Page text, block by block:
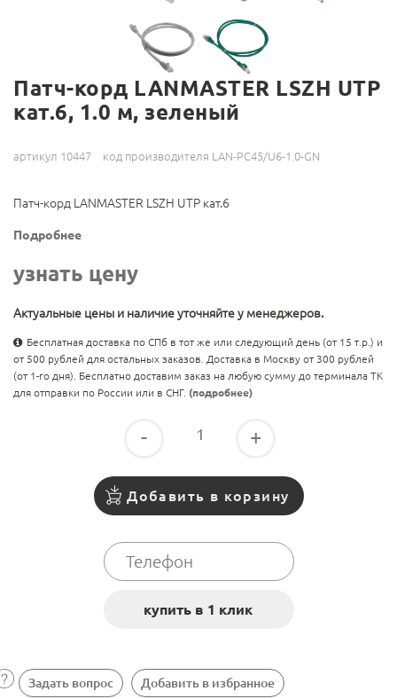
Патч-корд LANMASTER LSZH UTP
кат.6, 1.0 м, зеленый
артикул 10447 код производителя LAN-PC45/U6-1.0-GN
Патч-корд LANMASTER LSZH UTP кат.6
Подробнее
узнать цену
Актуальные цены и наличие уточняйте у менеджеров.
Бесплатная доставка по СПб в тот же или следующий день (от 15 т.р.) и
от 500 рублей для остальных заказов. Доставка в Москву от 300 рублей
(от 1-го дня). Бесплатно доставим заказ на любую сумму до терминала ТК
для отправки по России или в СНГ. (подробнее)
- +
Добавить в корзину
Задать вопрос Добавить в избранное